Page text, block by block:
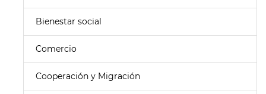
Bienestar social
Comercio
Cooperación y Migración